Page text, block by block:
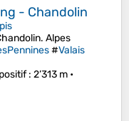
- Chandolin
Alpes
#Valais
: 2’313 m •